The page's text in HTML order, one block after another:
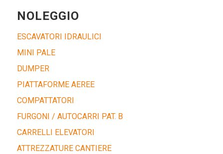
NOLEGGIO
ESCAVATORI IDRAULICI
MINI PALE
DUMPER
PIATTAFORME AEREE
COMPATTATORI
FURGONI / AUTOCARRI PAT. B
CARRELLI ELEVATORI
ATTREZZATURE CANTIERE